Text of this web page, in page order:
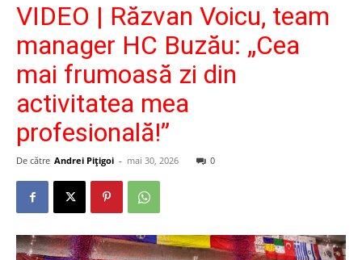
VIDEO | Răzvan Voicu, team
manager HC Buzău: „Cea
mai frumoasă zi din
activitatea mea
profesională!”
De către Andrei Pițigoi - mai 30, 2026 0